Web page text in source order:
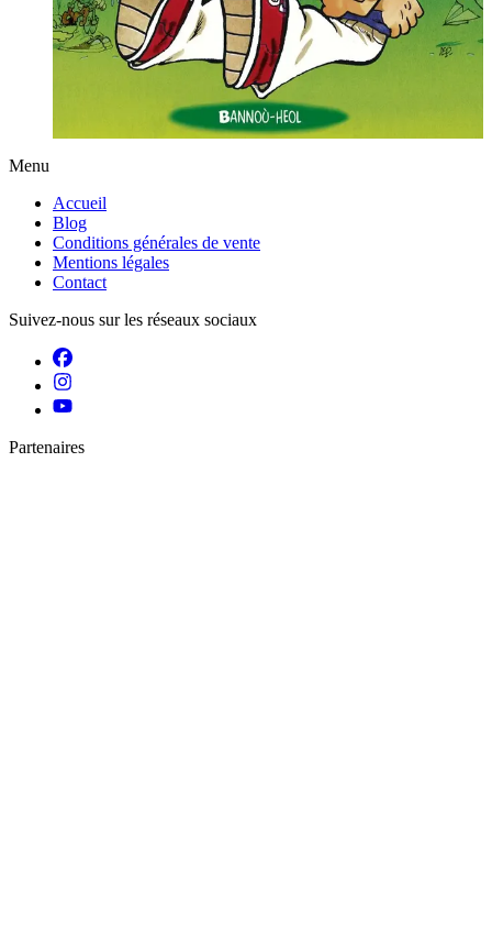
Menu
Accueil
Blog
Conditions générales de vente
Mentions légales
Contact
Suivez-nous sur les réseaux sociaux
Partenaires